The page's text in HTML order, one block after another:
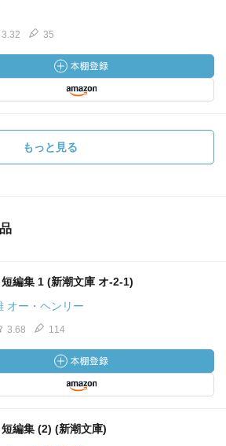
3.32 35
もっと見る
編集 1 (新潮文庫 オ-2-1)
オー・ヘンリー
3.68 114
編集 (2) (新潮文庫)